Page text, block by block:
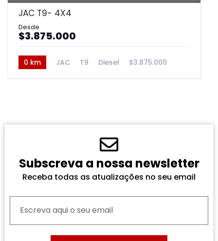
JAC T9- 4X4
$3.875.000
0 km JAC T9 Diesel $3.875.000
Subscreva a nossa newsletter
Receba todas as atualizações no seu email